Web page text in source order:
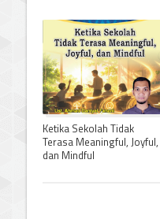
Ketika Sekolah Tidak
Terasa Meaningful, Joyful,
dan Mindful